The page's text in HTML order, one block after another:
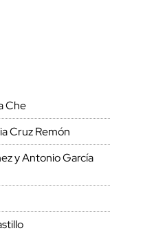
Che
Cruz Remón
y Antonio García